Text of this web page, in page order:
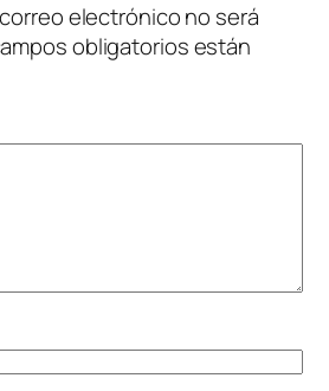
electrónico no será
obligatorios están